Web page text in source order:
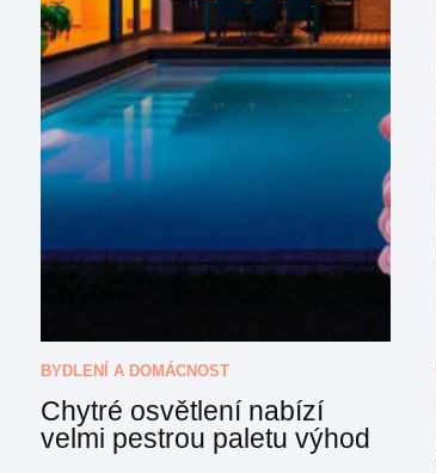
BYDLENÍ A DOMÁCNOST
Chytré osvětlení nabízí
velmi pestrou paletu výhod